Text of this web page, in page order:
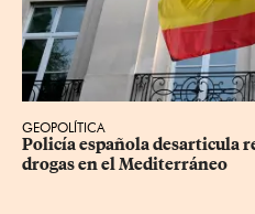
GEOPOLÍTICA
Policía española desarticula
drogas en el Mediterráneo